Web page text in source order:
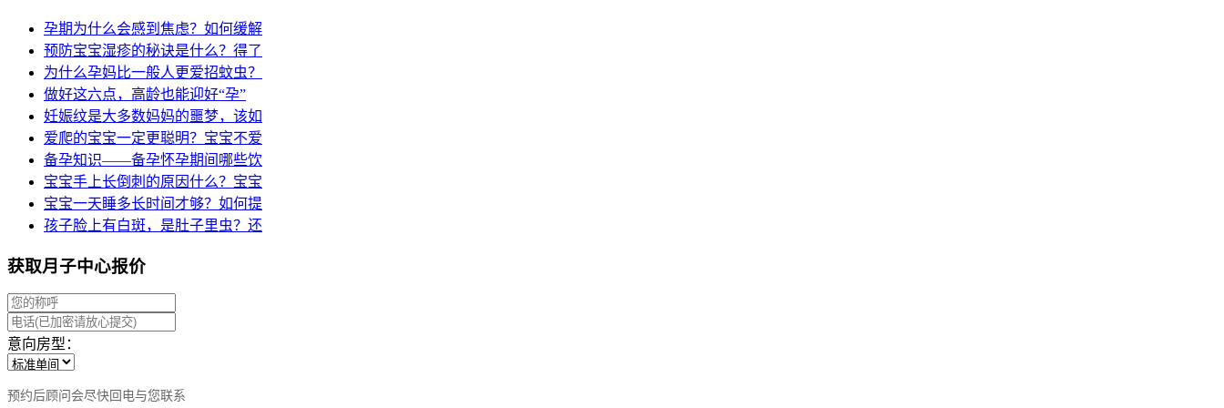
孕期为什么会感到焦虑？如何缓解
预防宝宝湿疹的秘诀是什么？得了
为什么孕妈比一般人更爱招蚊虫？
做好这六点，高龄也能迎好“孕”
妊娠纹是大多数妈妈的噩梦，该如
爱爬的宝宝一定更聪明？宝宝不爱
备孕知识——备孕怀孕期间哪些饮
宝宝手上长倒刺的原因什么？宝宝
宝宝一天睡多长时间才够？如何提
孩子脸上有白斑，是肚子里虫？还
获取月子中心报价
意向房型：
预约后顾问会尽快回电与您联系